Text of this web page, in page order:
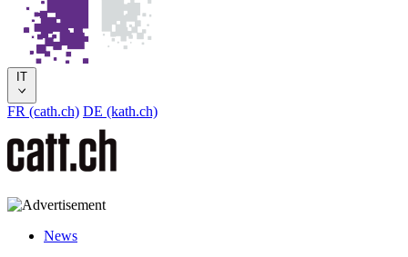
IT
FR (cath.ch) DE (kath.ch)
News